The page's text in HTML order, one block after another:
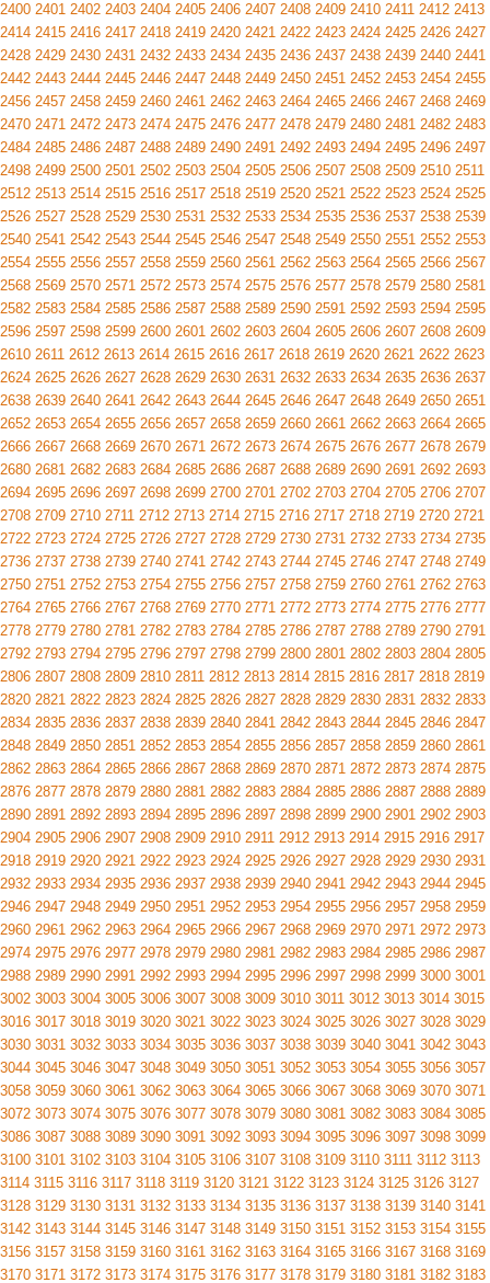
2400 2401 2402 2403 2404 2405 2406 2407 2408 2409 2410 2411 2412 2413
2414 2415 2416 2417 2418 2419 2420 2421 2422 2423 2424 2425 2426 2427
2428 2429 2430 2431 2432 2433 2434 2435 2436 2437 2438 2439 2440 2441
2442 2443 2444 2445 2446 2447 2448 2449 2450 2451 2452 2453 2454 2455
2456 2457 2458 2459 2460 2461 2462 2463 2464 2465 2466 2467 2468 2469
2470 2471 2472 2473 2474 2475 2476 2477 2478 2479 2480 2481 2482 2483
2484 2485 2486 2487 2488 2489 2490 2491 2492 2493 2494 2495 2496 2497
2498 2499 2500 2501 2502 2503 2504 2505 2506 2507 2508 2509 2510 2511
2512 2513 2514 2515 2516 2517 2518 2519 2520 2521 2522 2523 2524 2525
2526 2527 2528 2529 2530 2531 2532 2533 2534 2535 2536 2537 2538 2539
2540 2541 2542 2543 2544 2545 2546 2547 2548 2549 2550 2551 2552 2553
2554 2555 2556 2557 2558 2559 2560 2561 2562 2563 2564 2565 2566 2567
2568 2569 2570 2571 2572 2573 2574 2575 2576 2577 2578 2579 2580 2581
2582 2583 2584 2585 2586 2587 2588 2589 2590 2591 2592 2593 2594 2595
2596 2597 2598 2599 2600 2601 2602 2603 2604 2605 2606 2607 2608 2609
2610 2611 2612 2613 2614 2615 2616 2617 2618 2619 2620 2621 2622 2623
2624 2625 2626 2627 2628 2629 2630 2631 2632 2633 2634 2635 2636 2637
2638 2639 2640 2641 2642 2643 2644 2645 2646 2647 2648 2649 2650 2651
2652 2653 2654 2655 2656 2657 2658 2659 2660 2661 2662 2663 2664 2665
2666 2667 2668 2669 2670 2671 2672 2673 2674 2675 2676 2677 2678 2679
2680 2681 2682 2683 2684 2685 2686 2687 2688 2689 2690 2691 2692 2693
2694 2695 2696 2697 2698 2699 2700 2701 2702 2703 2704 2705 2706 2707
2708 2709 2710 2711 2712 2713 2714 2715 2716 2717 2718 2719 2720 2721
2722 2723 2724 2725 2726 2727 2728 2729 2730 2731 2732 2733 2734 2735
2736 2737 2738 2739 2740 2741 2742 2743 2744 2745 2746 2747 2748 2749
2750 2751 2752 2753 2754 2755 2756 2757 2758 2759 2760 2761 2762 2763
2764 2765 2766 2767 2768 2769 2770 2771 2772 2773 2774 2775 2776 2777
2778 2779 2780 2781 2782 2783 2784 2785 2786 2787 2788 2789 2790 2791
2792 2793 2794 2795 2796 2797 2798 2799 2800 2801 2802 2803 2804 2805
2806 2807 2808 2809 2810 2811 2812 2813 2814 2815 2816 2817 2818 2819
2820 2821 2822 2823 2824 2825 2826 2827 2828 2829 2830 2831 2832 2833
2834 2835 2836 2837 2838 2839 2840 2841 2842 2843 2844 2845 2846 2847
2848 2849 2850 2851 2852 2853 2854 2855 2856 2857 2858 2859 2860 2861
2862 2863 2864 2865 2866 2867 2868 2869 2870 2871 2872 2873 2874 2875
2876 2877 2878 2879 2880 2881 2882 2883 2884 2885 2886 2887 2888 2889
2890 2891 2892 2893 2894 2895 2896 2897 2898 2899 2900 2901 2902 2903
2904 2905 2906 2907 2908 2909 2910 2911 2912 2913 2914 2915 2916 2917
2918 2919 2920 2921 2922 2923 2924 2925 2926 2927 2928 2929 2930 2931
2932 2933 2934 2935 2936 2937 2938 2939 2940 2941 2942 2943 2944 2945
2946 2947 2948 2949 2950 2951 2952 2953 2954 2955 2956 2957 2958 2959
2960 2961 2962 2963 2964 2965 2966 2967 2968 2969 2970 2971 2972 2973
2974 2975 2976 2977 2978 2979 2980 2981 2982 2983 2984 2985 2986 2987
2988 2989 2990 2991 2992 2993 2994 2995 2996 2997 2998 2999 3000 3001
3002 3003 3004 3005 3006 3007 3008 3009 3010 3011 3012 3013 3014 3015
3016 3017 3018 3019 3020 3021 3022 3023 3024 3025 3026 3027 3028 3029
3030 3031 3032 3033 3034 3035 3036 3037 3038 3039 3040 3041 3042 3043
3044 3045 3046 3047 3048 3049 3050 3051 3052 3053 3054 3055 3056 3057
3058 3059 3060 3061 3062 3063 3064 3065 3066 3067 3068 3069 3070 3071
3072 3073 3074 3075 3076 3077 3078 3079 3080 3081 3082 3083 3084 3085
3086 3087 3088 3089 3090 3091 3092 3093 3094 3095 3096 3097 3098 3099
3100 3101 3102 3103 3104 3105 3106 3107 3108 3109 3110 3111 3112 3113
3114 3115 3116 3117 3118 3119 3120 3121 3122 3123 3124 3125 3126 3127
3128 3129 3130 3131 3132 3133 3134 3135 3136 3137 3138 3139 3140 3141
3142 3143 3144 3145 3146 3147 3148 3149 3150 3151 3152 3153 3154 3155
3156 3157 3158 3159 3160 3161 3162 3163 3164 3165 3166 3167 3168 3169
3170 3171 3172 3173 3174 3175 3176 3177 3178 3179 3180 3181 3182 3183